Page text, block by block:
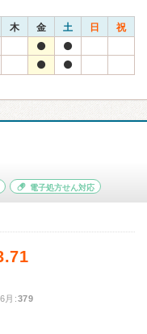
木 金 土 日 祝
電子処方せん対応
:379